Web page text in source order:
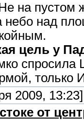
на пустом
небо над
цель у
только
2009, 13:23]
от